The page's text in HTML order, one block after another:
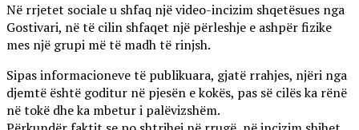
Në rrjetet sociale u shfaq një video-incizim shqetësues nga
Gostivari, në të cilin shfaqet një përleshje e ashpër fizike
mes një grupi më të madh të rinjsh.
Sipas informacioneve të publikuara, gjatë rrahjes, njëri nga
djemtë është goditur në pjesën e kokës, pas së cilës ka rënë
në tokë dhe ka mbetur i palëvizshëm.